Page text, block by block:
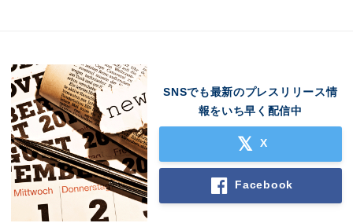
SNSでも最新のプレスリリース情
報をいち早く配信中
X
Facebook